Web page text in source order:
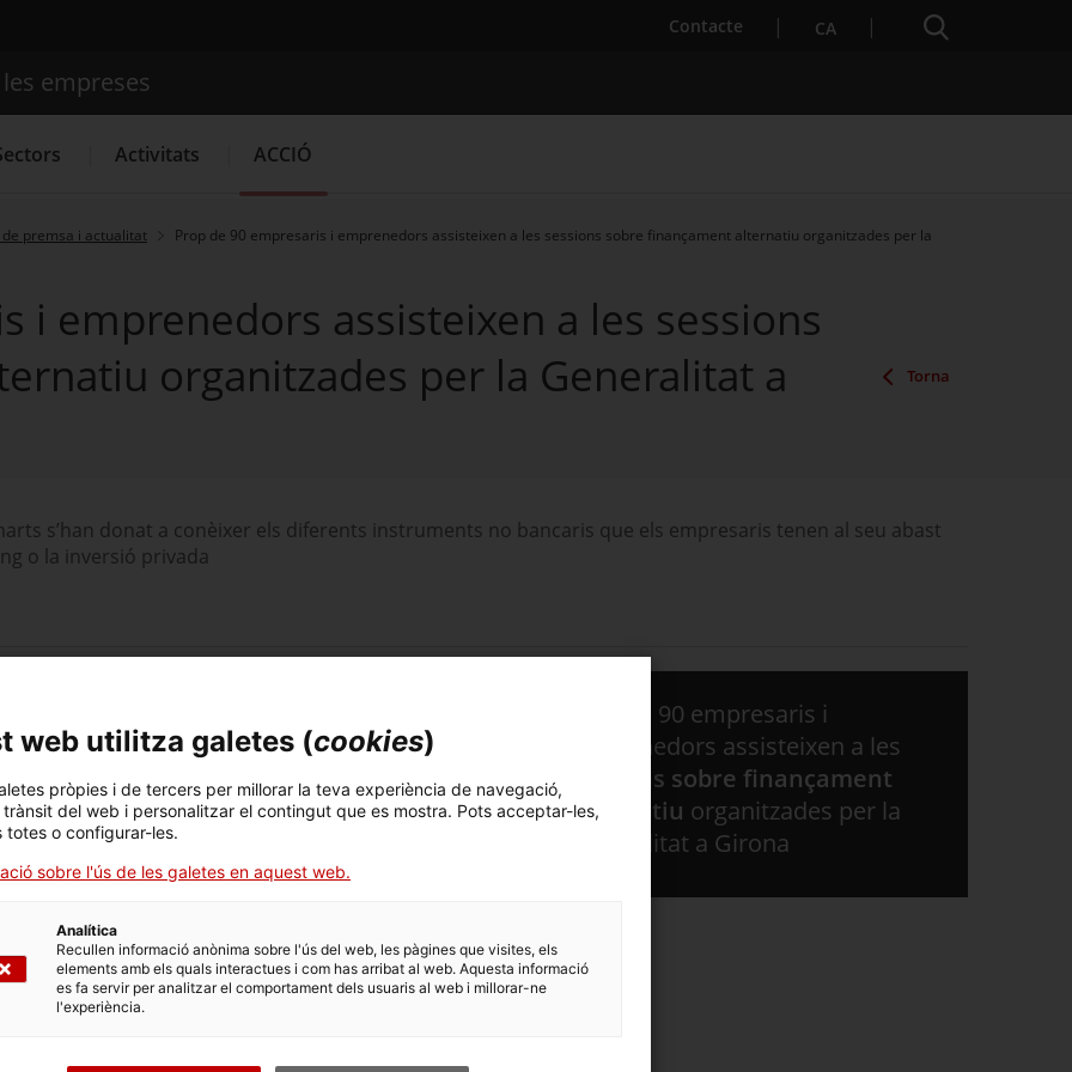
Contacte . Obre en una nova finestra.
CA Cercador
Cercador
empreses
Activitats ACCIÓ
premsa i actualitat
Prop de 90 empresaris i emprenedors assisteixen a les sessions sobre finançament alternatiu organitzades per la
i emprenedors assisteixen a les sessions
organitzades per la Generalitat a
Torna
s’han donat a conèixer els diferents instruments no bancaris que els empresaris tenen al seu abast
o la inversió privada
s’han donat a conèixer els diferents instruments no
per aconseguir liquiditat, com el
Alternatiu que recull les diferents plataformes i eines
assistit a les sessions sobrefinançament alternatiu per a
a Girona, organitzades per la Generalitat de Catalunya
l’empresa catalana.
. Font ha explicat quines són les eines financeres a què
alternativa als bancs.
fan possible una major independència dels bancs",
molt avançat als Estats Units i al Regne Unit i està creixent a
d’aquestes eines amb l’objectiu de "
es tracta d’un finançament molt utilitzat als països més
Prop de 90 empresaris i
emprenedors assisteixen a les
sessions sobre finançament
alternatiu organitzades per la
Generalitat a Girona
web utilitza galetes (cookies)
pròpies i de tercers per millorar la teva experiència de navegació,
del web i personalitzar el contingut que es mostra. Pots acceptar-les,
totes o configurar-les.
sobre l'ús de les galetes en aquest web.
Analítica
Recullen informació anònima sobre l'ús del web, les pàgines que visites, els
elements amb els quals interactues i com has arribat al web. Aquesta informació
es fa servir per analitzar el comportament dels usuaris al web i millorar-ne
l'experiència.